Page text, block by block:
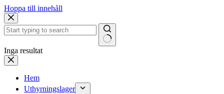
Hoppa till innehåll
Inga resultat
Hem
Uthyrningslager